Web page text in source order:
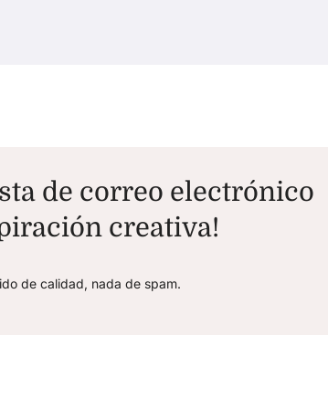
de correo electrónico
creativa!
de calidad, nada de spam.